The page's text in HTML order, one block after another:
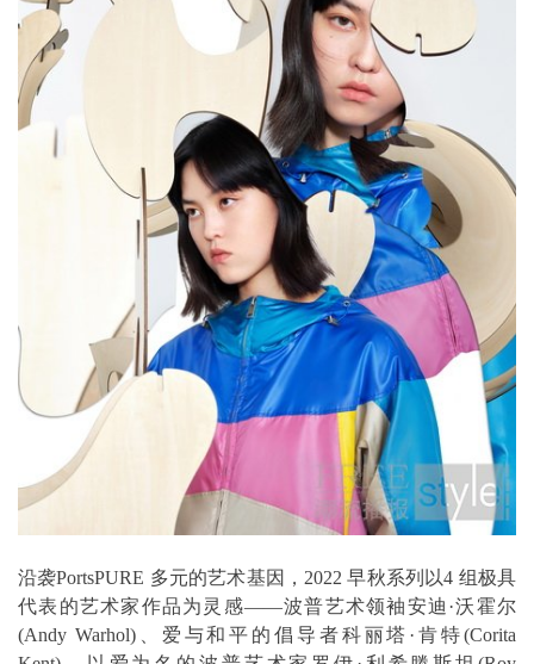
沿袭PortsPURE 多元的艺术基因，2022 早秋系列以4 组极具
代表的艺术家作品为灵感——波普艺术领袖安迪·沃霍尔
(Andy Warhol)、爱与和平的倡导者科丽塔·肯特(Corita